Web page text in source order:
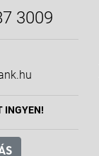
3009
INGYEN!